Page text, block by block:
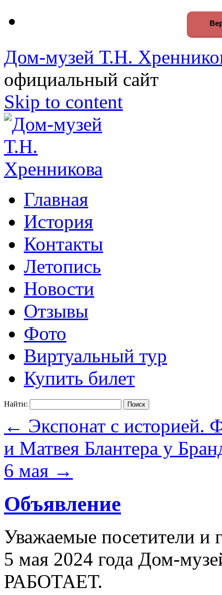
Дом-музей Т.Н.
официальный сайт
Skip to content
Главная
История
Контакты
Летопись
Новости
Отзывы
Фото
Виртуальный тур
Купить билет
Найти:
← Экспонат с историей.
и Матвея Блантера у
6 мая →
Объявление
Уважаемые посетители и
5 мая 2024 года Дом-
РАБОТАЕТ.